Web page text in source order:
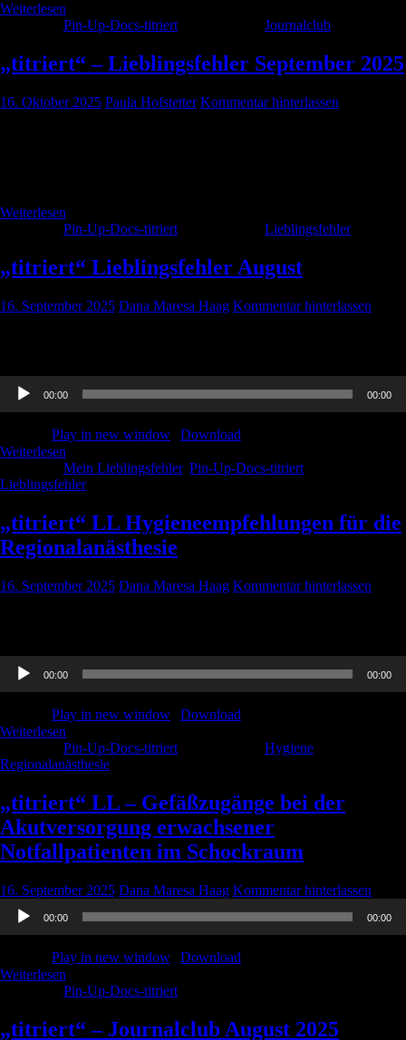
Weiterlesen
Pin-Up-Docs-titriert Journalclub
„titriert“ – Lieblingsfehler September 2025
16. Oktober 2025 Paula Hofstetter Kommentar hinterlassen
Weiterlesen
Pin-Up-Docs-titriert Lieblingsfehler
„titriert“ Lieblingsfehler August
16. September 2025 Dana Maresa Haag Kommentar hinterlassen
Audio-
Player
00:00 00:00
Play in new window
Download
Weiterlesen
Mein Lieblingsfehler, Pin-Up-Docs-titriert
Lieblingsfehler
„titriert“ LL Hygieneempfehlungen für die
Regionalanästhesie
16. September 2025 Dana Maresa Haag Kommentar hinterlassen
Audio-
Player
00:00 00:00
Play in new window
Download
Weiterlesen
Pin-Up-Docs-titriert Hygiene
Regionalanästhesie
„titriert“ LL – Gefäßzugänge bei der
Akutversorgung erwachsener
Notfallpatienten im Schockraum
16. September 2025 Dana Maresa Haag Kommentar hinterlassen
Audio-
Player
00:00 00:00
Play in new window
Download
Weiterlesen
Pin-Up-Docs-titriert
„titriert“ – Journalclub August 2025